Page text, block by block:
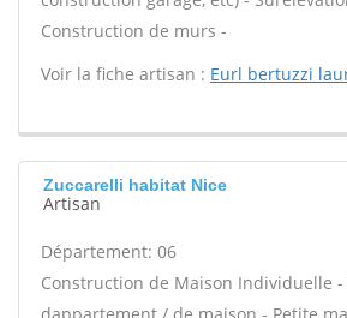
Construction de murs -
Voir la fiche artisan : Eurl bertuzzi
Zuccarelli habitat Nice
Artisan
Département: 06
Construction de Maison Individuelle -